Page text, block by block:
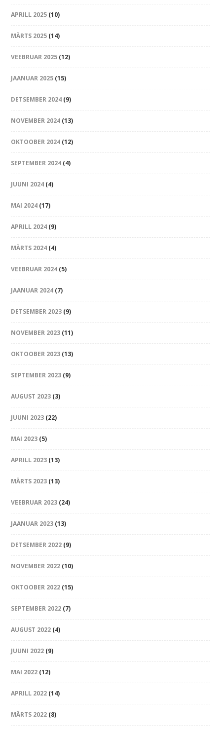
APRILL 2025 (10)
MÄRTS 2025 (14)
VEEBRUAR 2025 (12)
JAANUAR 2025 (15)
DETSEMBER 2024 (9)
NOVEMBER 2024 (13)
OKTOOBER 2024 (12)
SEPTEMBER 2024 (4)
JUUNI 2024 (4)
MAI 2024 (17)
APRILL 2024 (9)
MÄRTS 2024 (4)
VEEBRUAR 2024 (5)
JAANUAR 2024 (7)
DETSEMBER 2023 (9)
NOVEMBER 2023 (11)
OKTOOBER 2023 (13)
SEPTEMBER 2023 (9)
AUGUST 2023 (3)
JUUNI 2023 (22)
MAI 2023 (5)
APRILL 2023 (13)
MÄRTS 2023 (13)
VEEBRUAR 2023 (24)
JAANUAR 2023 (13)
DETSEMBER 2022 (9)
NOVEMBER 2022 (10)
OKTOOBER 2022 (15)
SEPTEMBER 2022 (7)
AUGUST 2022 (4)
JUUNI 2022 (9)
MAI 2022 (12)
APRILL 2022 (14)
MÄRTS 2022 (8)